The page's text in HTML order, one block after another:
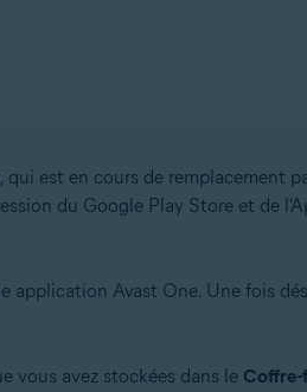
, qui est en cours de remplacement
du Google Play Store et de
Avast One. Une fois
vous avez stockées dans le